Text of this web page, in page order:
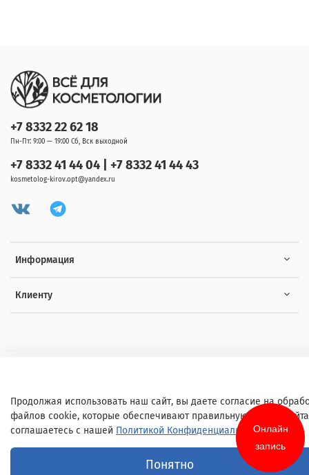
Информация
Клиенту
+7 8332 22 62 18
Пн-Пт: 9:00 — 19:00 Сб, Вск выходной
+7 8332 41 44 04 | +7 8332 41 44 43
kosmetolog-kirov.opt@yandex.ru
запрещено
Продолжая использовать наш сайт, вы даете согласие на
файлов cookie, которые обеспечивают правильную работу
соглашаетесь с нашей Политикой Конфиденциальности
Понятно
Онлайн
запись